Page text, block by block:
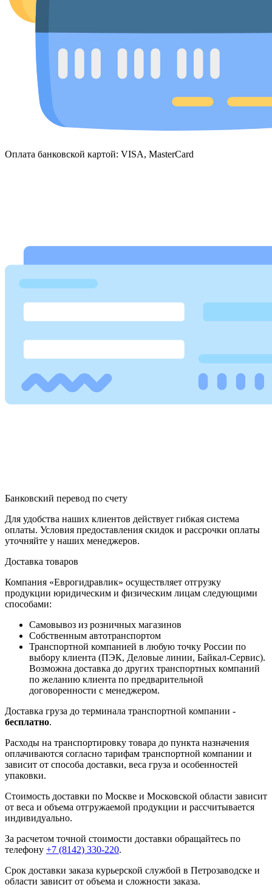
Оплата банковской картой: VISA, MasterCard
Банковский перевод по счету
Для удобства наших клиентов действует гибкая система
оплаты. Условия предоставления скидок и рассрочки оплаты
уточняйте у наших менеджеров.
Доставка товаров
Компания «Еврогидравлик» осуществляет отгрузку
продукции юридическим и физическим лицам следующими
способами:
Самовывоз из розничных магазинов
Собственным автотранспортом
Транспортной компанией в любую точку России по
выбору клиента (ПЭК, Деловые линии, Байкал-Сервис).
Возможна доставка до других транспортных компаний
по желанию клиента по предварительной
договоренности с менеджером.
Доставка груза до терминала транспортной компании -
бесплатно.
Расходы на транспортировку товара до пункта назначения
оплачиваются согласно тарифам транспортной компании и
зависит от способа доставки, веса груза и особенностей
упаковки.
Стоимость доставки по Москве и Московской области зависит
от веса и объема отгружаемой продукции и рассчитывается
индивидуально.
За расчетом точной стоимости доставки обращайтесь по
телефону +7 (8142) 330-220.
Срок доставки заказа курьерской службой в Петрозаводске и
области зависит от объема и сложности заказа.